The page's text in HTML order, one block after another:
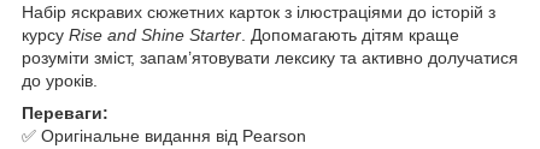
Набір яскравих сюжетних карток з ілюстраціями до історій з
курсу Rise and Shine Starter . Допомагають дітям краще
розуміти зміст, запам’ятовувати лексику та активно долучатися
до уроків.
Переваги:
✅ Оригінальне видання від Pearson